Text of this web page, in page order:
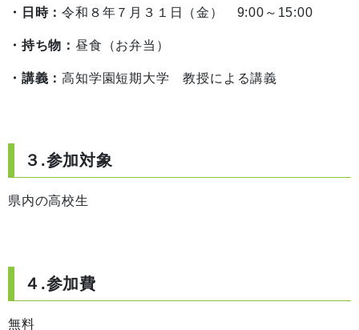
・日時：令和８年７月３１日（金） 9:00～15:00
・持ち物： 昼食（お弁当）
・講義：高知学園短期大学 教授による講義
３.参加対象
県内の高校生
４.参加費
無料